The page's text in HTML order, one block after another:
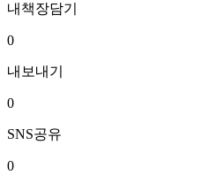
내책장담기
0
내보내기
0
SNS공유
0